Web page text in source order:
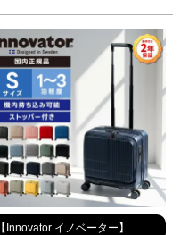
【Innovator イノベーター】